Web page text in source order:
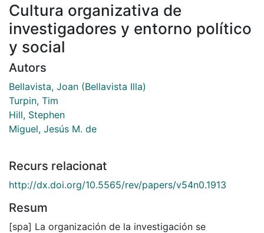
Cultura organizativa de
investigadores y entorno político
y social
Autors
Bellavista, Joan (Bellavista Illa)
Turpin, Tim
Hill, Stephen
Miguel, Jesús M. de
Recurs relacionat
http://dx.doi.org/10.5565/rev/papers/v54n0.1913
Resum
[spa] La organización de la investigación se